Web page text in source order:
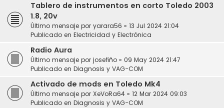
Tablero de instrumentos en corto Toledo 2003
1.8, 20v
Último mensaje por yarara56 « 13 Jul 2024 21:04
Publicado en Electricidad y Electrónica
Radio Aura
Último mensaje por josefiño « 09 May 2024 21:47
Publicado en Diagnosis y VAG-COM
Activado de mods en Toledo Mk4
Último mensaje por XeVoRa64 « 12 Mar 2024 09:03
Publicado en Diagnosis y VAG-COM